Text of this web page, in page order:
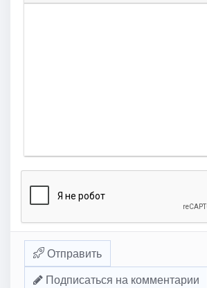
Отправить
Подписаться на комментарии